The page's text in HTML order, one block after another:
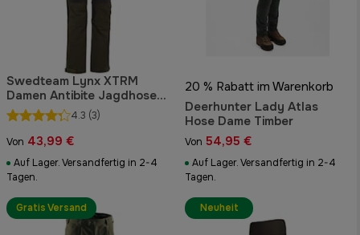
Swedteam Lynx XTRM
Damen Antibite Jagdhose
Jagdgrün 4.3 (3)
Von 43,99 €
Auf Lager. Versandfertig in 2-4
Tagen.
20 % Rabatt im Warenkorb
Deerhunter Lady Atlas
Hose Dame Timber
Von 54,95 €
Auf Lager. Versandfertig in 2-4
Tagen.
Gratis Versand Neuheit